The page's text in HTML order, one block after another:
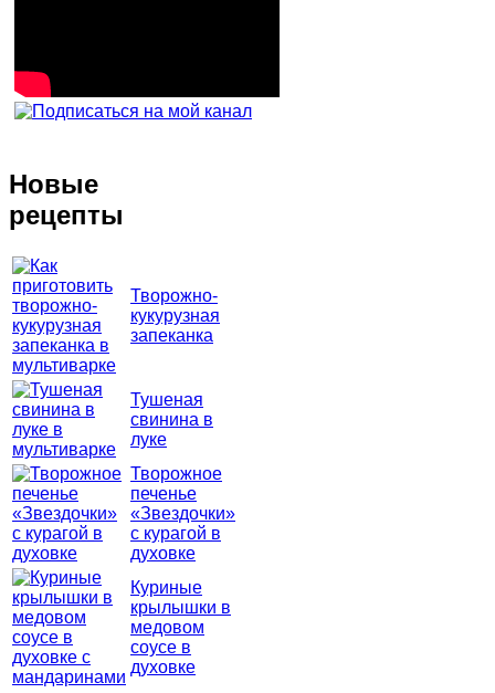
Новые
рецепты
Творожно-
кукурузная
запеканка
Тушеная
свинина в
луке
Творожное
печенье
«Звездочки»
с курагой в
духовке
Куриные
крылышки в
медовом
соусе в
духовке